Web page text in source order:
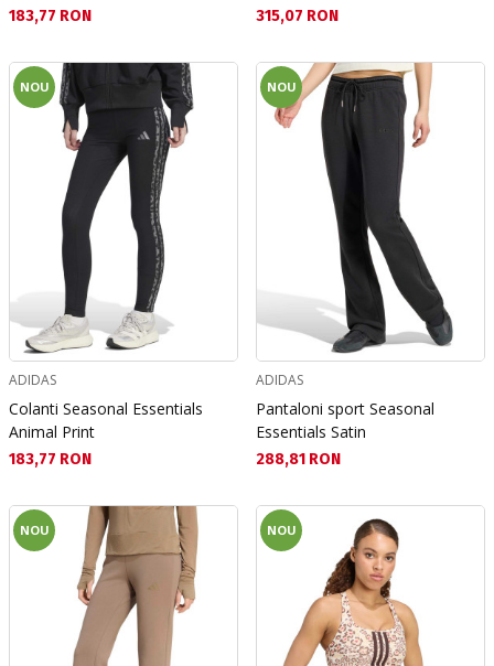
Текуща цена:
183,77 RON Текуща цена:
315,07 RON
NOU
ADIDAS
Colanti Seasonal Essentials
Animal Print
Текуща цена:
183,77 RON
NOU
ADIDAS
Pantaloni sport Seasonal
Essentials Satin
Текуща цена:
288,81 RON
NOU NOU